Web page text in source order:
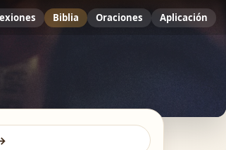
Biblia Oraciones Aplicación